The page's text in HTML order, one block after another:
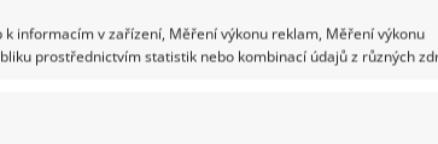
informacím v zařízení, Měření výkonu reklam, Měření výkonu
prostřednictvím statistik nebo kombinací údajů z různých
umožňuje, aby byl Green Box
před prudkými dešti. Na
z